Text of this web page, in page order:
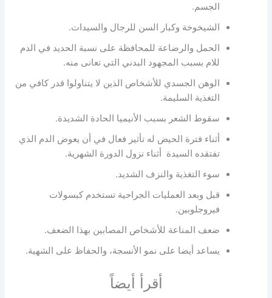
الجسم.
الشيخوخة وكبار السن للرجال والسيدات.
الحمل والرضاعة للمحافظة على نسبة الحديد في الدم
للام بسبب المجهود البدني التي تعانى منه.
الوهن الجسدي للأشخاص الذين لا يتناولوا قدر كافي من
التغذية السليمة.
سقوط الشعر بسبب الأنيميا الحادة الشديدة.
أثناء فترة الحيض له تأثير فعال في أن يعوض الدم الذي
تفتقده السيدة أثناء نزول الدورة الشهرية.
سوء التغذية والنزف الشديد.
قبل وبعد العمليات الجراحية تستخدم كبسولات
فيروجلوبين.
ضعف المناعة للأشخاص المصابين بهذا الضعف.
يساعد أيضا على نمو الأنسجة، والحفاظ على الشهية.
أقرأ أيضاً